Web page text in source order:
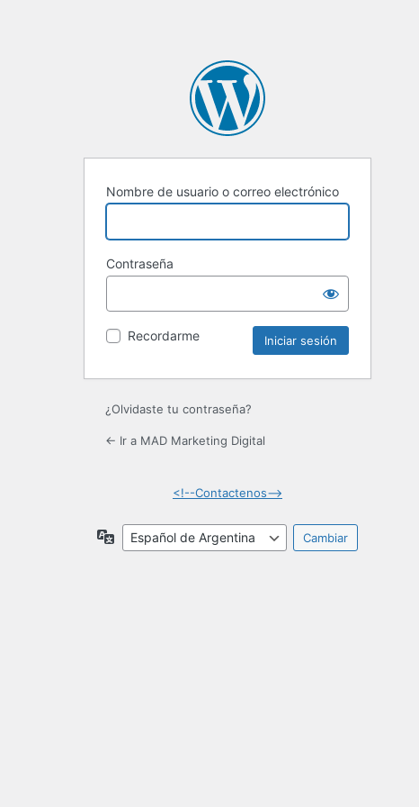
Nombre de usuario o correo electrónico
Contraseña
Recordarme
¿Olvidaste tu contraseña?
← Ir a MAD Marketing Digital
<!--Contactenos-->
Idioma